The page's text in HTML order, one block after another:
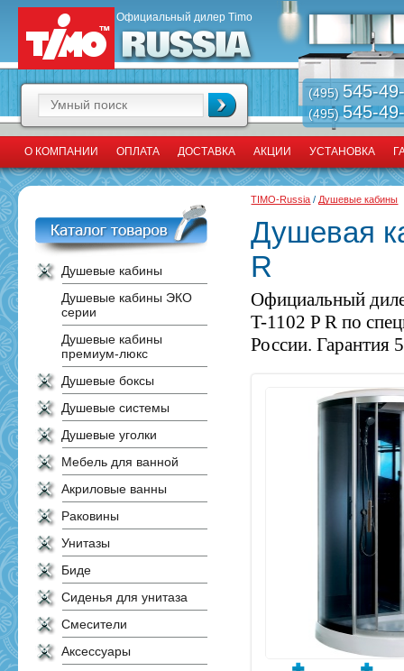
Официальный дилер Timo
(495) 545-
(495)545-
О КОМПАНИИ ОПЛАТА ДОСТАВКА АКЦИИ УСТАНОВКА
Душевые кабины
Душевые кабины ЭКО
серии
Душевые кабины
премиум-люкс
Душевые боксы
Душевые системы
Душевые уголки
Мебель для ванной
Акриловые ванны
Раковины
Унитазы
Биде
Сиденья для унитаза
Смесители
Аксессуары
TIMO-Russia / Душевые кабины
Душевая
R
Официальный
T-1102 P R по
России. Гарантия